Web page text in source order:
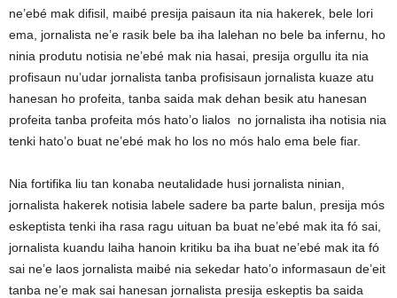
ne’ebé mak difisil, maibé presija paisaun ita nia hakerek, bele lori
ema, jornalista ne’e rasik bele ba iha lalehan no bele ba infernu, ho
ninia produtu notisia ne’ebé mak nia hasai, presija orgullu ita nia
profisaun nu’udar jornalista tanba profisisaun jornalista kuaze atu
hanesan ho profeita, tanba saida mak dehan besik atu hanesan
profeita tanba profeita mós hato’o lialos no jornalista iha notisia nia
tenki hato’o buat ne’ebé mak ho los no mós halo ema bele fiar.
Nia fortifika liu tan konaba neutalidade husi jornalista ninian,
jornalista hakerek notisia labele sadere ba parte balun, presija mós
eskeptista tenki iha rasa ragu uituan ba buat ne’ebé mak ita fó sai,
jornalista kuandu laiha hanoin kritiku ba iha buat ne’ebé mak ita fó
sai ne’e laos jornalista maibé nia sekedar hato’o informasaun de’eit
tanba ne’e mak sai hanesan jornalista presija eskeptis ba saida